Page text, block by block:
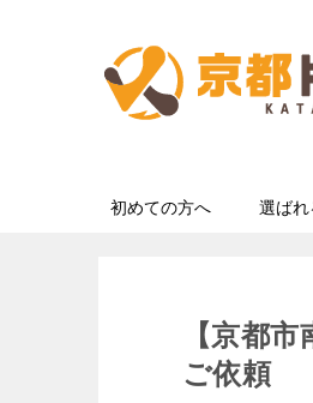
初めての方へ 選ばれ
【京都
ご依頼